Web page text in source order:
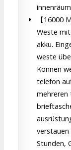
【16000
Weste
akku.
weste
Können
telefon
verstauen
Stunden,